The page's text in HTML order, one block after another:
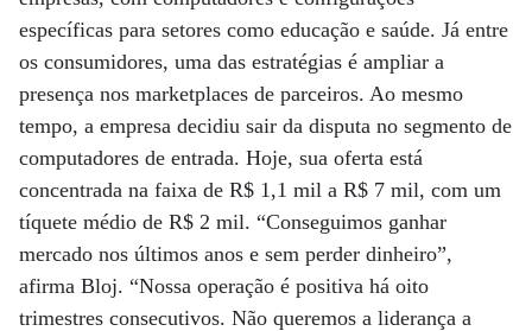
específicas para setores como educação e saúde. Já entre
os consumidores, uma das estratégias é ampliar a
presença nos marketplaces de parceiros. Ao mesmo
tempo, a empresa decidiu sair da disputa no segmento de
computadores de entrada. Hoje, sua oferta está
concentrada na faixa de R$ 1,1 mil a R$ 7 mil, com um
tíquete médio de R$ 2 mil. “Conseguimos ganhar
mercado nos últimos anos e sem perder dinheiro”,
afirma Bloj. “Nossa operação é positiva há oito
trimestres consecutivos. Não queremos a liderança a